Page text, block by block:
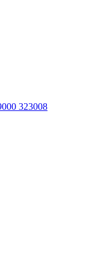
323008